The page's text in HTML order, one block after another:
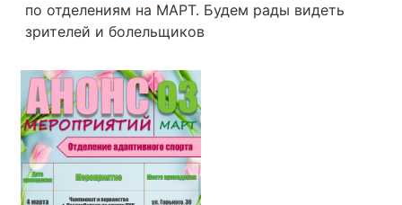
по отделениям на МАРТ. Будем рады видеть
зрителей и болельщиков